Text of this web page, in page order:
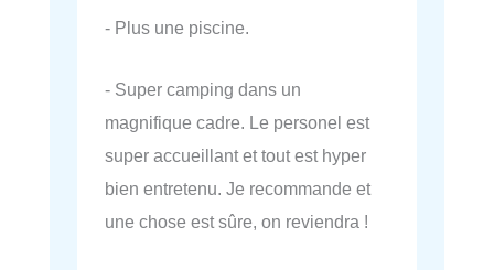
- Plus une piscine.
- Super camping dans un
magnifique cadre. Le personel est
super accueillant et tout est hyper
bien entretenu. Je recommande et
une chose est sûre, on reviendra !